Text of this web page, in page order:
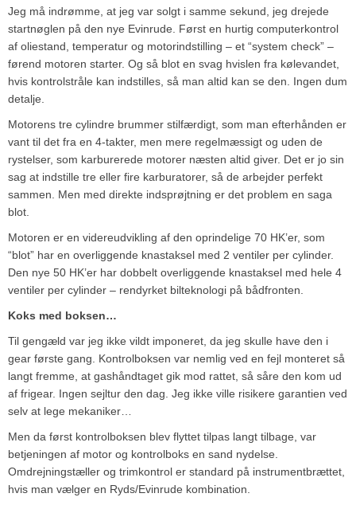
Jeg må indrømme, at jeg var solgt i samme sekund, jeg drejede
startnøglen på den nye Evinrude. Først en hurtig computerkontrol
af oliestand, temperatur og motorindstilling – et “system check” –
førend motoren starter. Og så blot en svag hvislen fra kølevandet,
hvis kontrolstråle kan indstilles, så man altid kan se den. Ingen dum
detalje.
Motorens tre cylindre brummer stilfærdigt, som man efterhånden er
vant til det fra en 4-takter, men mere regelmæssigt og uden de
rystelser, som karburerede motorer næsten altid giver. Det er jo sin
sag at indstille tre eller fire karburatorer, så de arbejder perfekt
sammen. Men med direkte indsprøjtning er det problem en saga
blot.
Motoren er en videreudvikling af den oprindelige 70 HK’er, som
“blot” har en overliggende knastaksel med 2 ventiler per cylinder.
Den nye 50 HK’er har dobbelt overliggende knastaksel med hele 4
ventiler per cylinder – rendyrket bilteknologi på bådfronten.
Koks med boksen…
Til gengæld var jeg ikke vildt imponeret, da jeg skulle have den i
gear første gang. Kontrolboksen var nemlig ved en fejl monteret så
langt fremme, at gashåndtaget gik mod rattet, så såre den kom ud
af frigear. Ingen sejltur den dag. Jeg ikke ville risikere garantien ved
selv at lege mekaniker…
Men da først kontrolboksen blev flyttet tilpas langt tilbage, var
betjeningen af motor og kontrolboks en sand nydelse.
Omdrejningstæller og trimkontrol er standard på instrumentbrættet,
hvis man vælger en Ryds/Evinrude kombination.